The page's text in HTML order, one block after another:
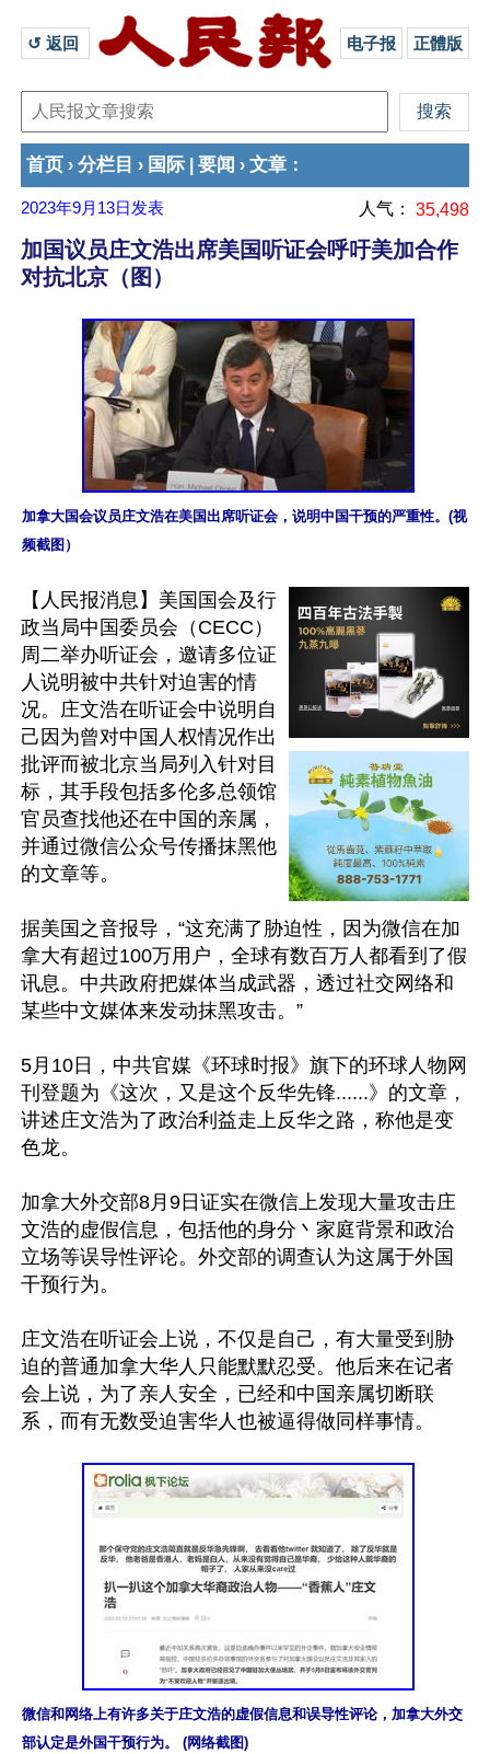
↺ 返回 电子报 正體版
首页 › 分栏目 › 国际 要闻 › 文章 ：
2023年9月13日 发表 人气： 35,498
加国议员庄文浩出席美国听证会呼吁美加合作
对抗北京（图）
加拿大国会议员庄文浩在美国出席听证会，说明中国干预的严重性。(视
频截图）
【人民报消息】美国国会及行
政当局中国委员会（CECC）
周二举办听证会，邀请多位证
人说明被中共针对迫害的情
况。庄文浩在听证会中说明自
己因为曾对中国人权情况作出
批评而被北京当局列入针对目
标，其手段包括多伦多总领馆
官员查找他还在中国的亲属，
并通过微信公众号传播抹黑他
的文章等。
据美国之音报导，“这充满了胁迫性，因为微信在加
拿大有超过100万用户，全球有数百万人都看到了假
讯息。中共政府把媒体当成武器，透过社交网络和
某些中文媒体来发动抹黑攻击。”
5月10日，中共官媒《环球时报》旗下的环球人物网
刊登题为《这次，又是这个反华先锋......》的文章，
讲述庄文浩为了政治利益走上反华之路，称他是变
色龙。
加拿大外交部8月9日证实在微信上发现大量攻击庄
文浩的虚假信息，包括他的身分丶家庭背景和政治
立场等误导性评论。外交部的调查认为这属于外国
干预行为。
庄文浩在听证会上说，不仅是自己，有大量受到胁
迫的普通加拿大华人只能默默忍受。他后来在记者
会上说，为了亲人安全，已经和中国亲属切断联
系，而有无数受迫害华人也被逼得做同样事情。
微信和网络上有许多关于庄文浩的虚假信息和误导性评论，加拿大外交
部认定是外国干预行为。 (网络截图)